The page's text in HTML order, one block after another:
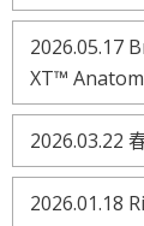
2026.05.17
XT™
2026.03.22
2026.01.18